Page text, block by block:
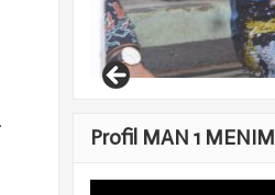
Profil MAN 1 MENIM